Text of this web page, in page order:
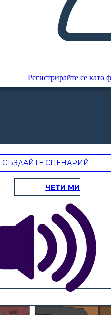
Регистрирайте се като
СЪЗДАЙТЕ СЦЕНАРИЙ
ЧЕТИ МИ